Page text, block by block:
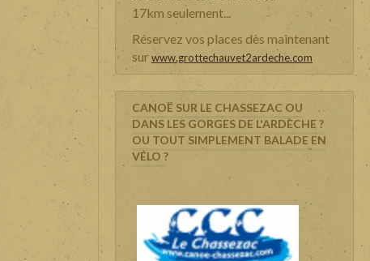
17km seulement...
Réservez vos places dès maintenant
surwww.grottechauvet2ardeche.com
CANOË SUR LE CHASSEZAC OU
DANS LES GORGES DE L'ARDÈCHE ?
OU TOUT SIMPLEMENT BALADE EN
VÉLO ?